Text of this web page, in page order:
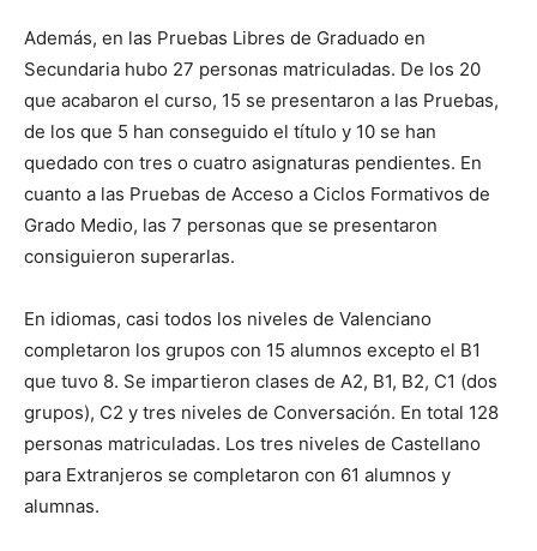
Además, en las Pruebas Libres de Graduado en
Secundaria hubo 27 personas matriculadas. De los 20
que acabaron el curso, 15 se presentaron a las Pruebas,
de los que 5 han conseguido el título y 10 se han
quedado con tres o cuatro asignaturas pendientes. En
cuanto a las Pruebas de Acceso a Ciclos Formativos de
Grado Medio, las 7 personas que se presentaron
consiguieron superarlas.
En idiomas, casi todos los niveles de Valenciano
completaron los grupos con 15 alumnos excepto el B1
que tuvo 8. Se impartieron clases de A2, B1, B2, C1 (dos
grupos), C2 y tres niveles de Conversación. En total 128
personas matriculadas. Los tres niveles de Castellano
para Extranjeros se completaron con 61 alumnos y
alumnas.